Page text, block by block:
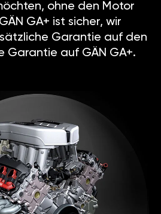
ohne den Motor
GA+ ist sicher, wir
Garantie auf den
Garantie auf GÄN GA+.